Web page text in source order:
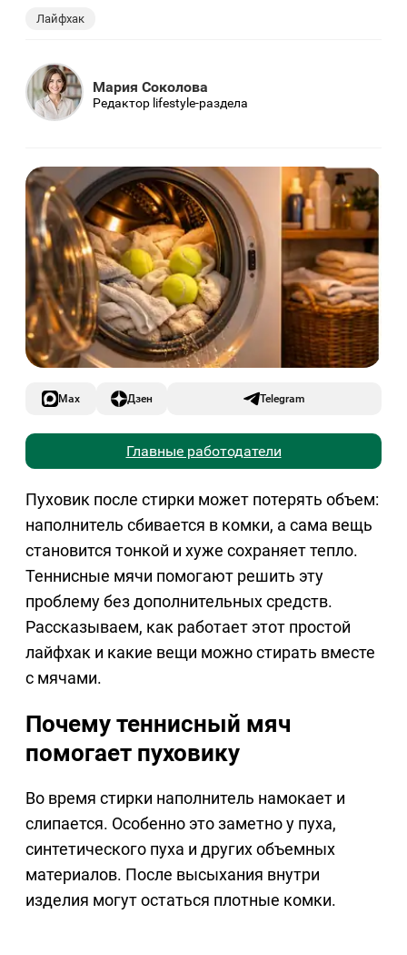
Лайфхак
Мария Соколова
Редактор lifestyle-раздела
Max Дзен Telegram
Главные работодатели
Пуховик после стирки может потерять объем:
наполнитель сбивается в комки, а сама вещь
становится тонкой и хуже сохраняет тепло.
Теннисные мячи помогают решить эту
проблему без дополнительных средств.
Рассказываем, как работает этот простой
лайфхак и какие вещи можно стирать вместе
с мячами.
Почему теннисный мяч
помогает пуховику
Во время стирки наполнитель намокает и
слипается. Особенно это заметно у пуха,
синтетического пуха и других объемных
материалов. После высыхания внутри
изделия могут остаться плотные комки.